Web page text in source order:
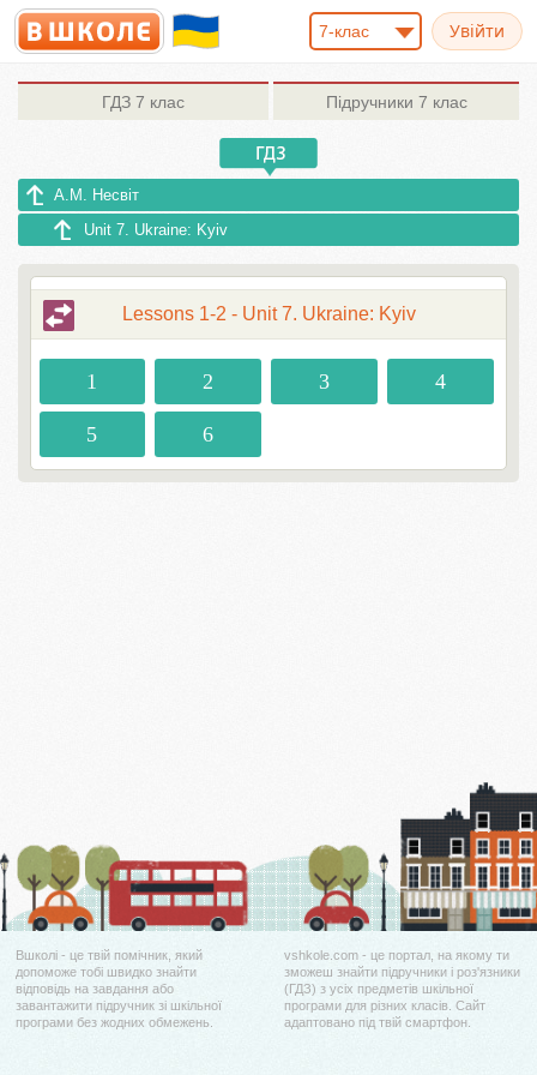
7-клас
ГДЗ 7 клас Підручники 7 клас
А.М. Несвіт
Unit 7. Ukraine: Kyiv
Lessons 1-2 - Unit 7. Ukraine: Kyiv
1 2 3 4
5 6
Вшколі - це твій помічник, який
допоможе тобі швидко знайти
відповідь на завдання або
завантажити підручник зі шкільної
програми без жодних обмежень.
vshkole.com - це портал, на якому ти
зможеш знайти підручники і роз'язники
(ГДЗ) з усіх предметів шкільної
програми для різних класів. Сайт
адаптовано під твій смартфон.